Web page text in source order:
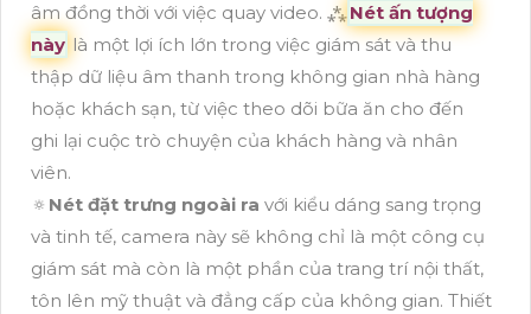
âm đồng thời với việc quay video. ⁂Nét ấn tượng
này là một lợi ích lớn trong việc giám sát và thu
thập dữ liệu âm thanh trong không gian nhà hàng
hoặc khách sạn, từ việc theo dõi bữa ăn cho đến
ghi lại cuộc trò chuyện của khách hàng và nhân
viên.
🔅 Nét đặt trưng ngoài ra với kiểu dáng sang trọng
và tinh tế, camera này sẽ không chỉ là một công cụ
giám sát mà còn là một phần của trang trí nội thất,
tôn lên mỹ thuật và đẳng cấp của không gian. Thiết